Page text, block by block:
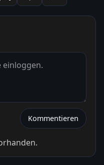
Kommentieren